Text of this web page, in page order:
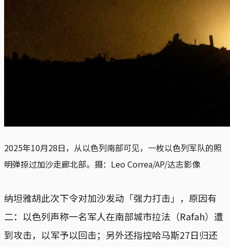
2025年10月28日，从以色列南部可见，一枚以色列军队的照
明弹掠过加沙走廊北部。摄：Leo Correa/AP/达志影像
纳坦雅胡此次下令对加沙发动「强力打击」，原因有
二：以色列声称一名军人在南部城市拉法（Rafah）遭
到攻击，以军予以回击；另外还指控哈马斯27日归还